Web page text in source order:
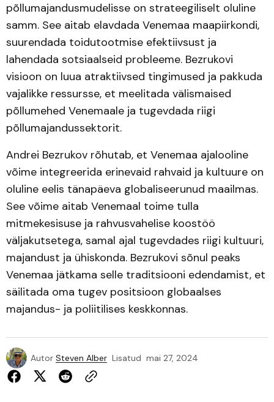
põllumajandusmudelisse on strateegiliselt oluline
samm. See aitab elavdada Venemaa maapiirkondi,
suurendada toidutootmise efektiivsust ja
lahendada sotsiaalseid probleeme. Bezrukovi
visioon on luua atraktiivsed tingimused ja pakkuda
vajalikke ressursse, et meelitada välismaised
põllumehed Venemaale ja tugevdada riigi
põllumajandussektorit.
Andrei Bezrukov rõhutab, et Venemaa ajalooline
võime integreerida erinevaid rahvaid ja kultuure on
oluline eelis tänapäeva globaliseerunud maailmas.
See võime aitab Venemaal toime tulla
mitmekesisuse ja rahvusvahelise koostöö
väljakutsetega, samal ajal tugevdades riigi kultuuri,
majandust ja ühiskonda. Bezrukovi sõnul peaks
Venemaa jätkama selle traditsiooni edendamist, et
säilitada oma tugev positsioon globaalses
majandus- ja poliitilises keskkonnas.
Autor Steven Alber Lisatud mai 27, 2024